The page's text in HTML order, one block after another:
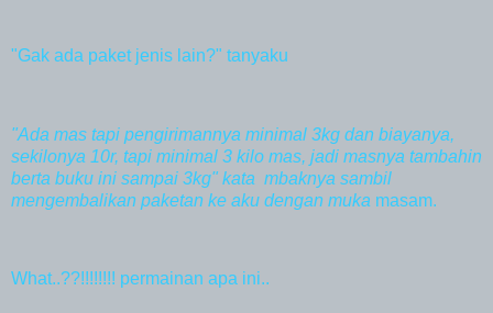
"Gak ada paket jenis lain?" tanyaku
"Ada mas tapi pengirimannya minimal 3kg dan biayanya,
sekilonya 10r, tapi minimal 3 kilo mas, jadi masnya tambahin
berta buku ini sampai 3kg" kata mbaknya sambil
mengembalikan paketan ke aku dengan muka masam.
What..??!!!!!!!! permainan apa ini..